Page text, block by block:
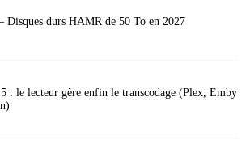
Disques durs HAMR de 50 To en 2027
: le lecteur gère enfin le transcodage (Plex, Emby